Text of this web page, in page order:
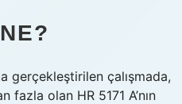
gerçekleştirilen çalışmada,
fazla olan HR 5171 A’nın